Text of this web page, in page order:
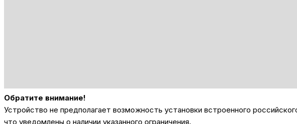
Обратите внимание!
Устройство не предполагает возможность установки встроенного
что уведомлены о наличии указанного ограничения.